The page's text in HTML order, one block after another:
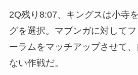
2Q残り8:07、キングスは小寺
グを選択。マブンガに対して
ーラムをマッチアップさせて
ない作戦だ。